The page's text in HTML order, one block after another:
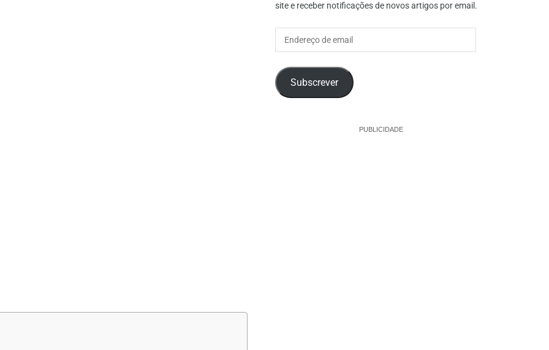
site e receber notificações de novos artigos por email.
Subscrever
PUBLICIDADE